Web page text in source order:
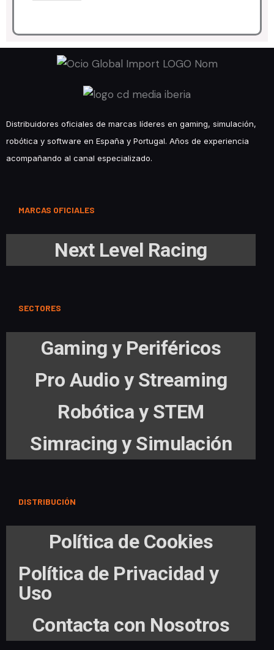
Distribuidores oficiales de marcas líderes en gaming, simulación,
robótica y software en España y Portugal. Años de experiencia
acompañando al canal especializado.
MARCAS OFICIALES
Next Level Racing
SECTORES
Gaming y Periféricos
Pro Audio y Streaming
Robótica y STEM
Simracing y Simulación
DISTRIBUCIÓN
Política de Cookies
Política de Privacidad y
Uso
Contacta con Nosotros